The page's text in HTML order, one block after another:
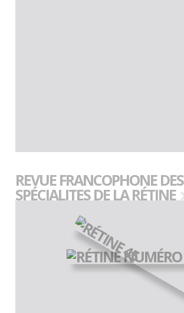
REVUE FRANCOPHONE DES
SPÉCIALITES DE LA RÉTINE